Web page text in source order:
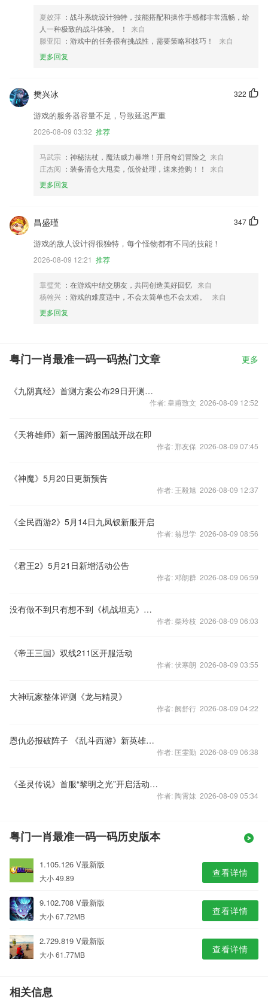
夏姣萍 ：战斗系统设计独特，技能搭配和操作手感都非常流畅，给
人一种极致的战斗体验。 ！
来自
滕亚阳 ：游戏中的任务很有挑战性，需要策略和技巧！
来自
更多回复
322
樊兴冰
游戏的服务器容量不足，导致延迟严重
2026-08-09 03:32 推荐
马武宗 ：神秘法杖，魔法威力暴增！开启奇幻冒险之 来自
庄杰阅 ：装备清仓大甩卖，低价处理，速来抢购！！
来自
更多回复
347
昌盛瑾
游戏的敌人设计得很独特，每个怪物都有不同的技能！
2026-08-09 12:21 推荐
章璧梵 ：在游戏中结交朋友，共同创造美好回忆 来自
杨翰兴 ：游戏的难度适中，不会太简单也不会太难。
来自
更多回复
粤门一肖最准一码一码热门文章 更多
《九阴真经》首测方案公布29日开测分两阶段
作者: 皇甫致文 2026-08-09 12:52
《天将雄师》新一届跨服国战开战在即
作者: 邢友保 2026-08-09 07:45
《神魔》5月20日更新预告
作者: 王毅旭 2026-08-09 12:37
《全民西游2》5月14日九凤钗新服开启
作者: 翁思学 2026-08-09 08:56
《君王2》5月21日新增活动公告
作者: 邓朗群 2026-08-09 06:59
没有做不到只有想不到《机战坦克》坦克大考据
作者: 柴玲枝 2026-08-09 06:03
《帝王三国》双线211区开服活动
作者: 伏寒朗 2026-08-09 03:55
大神玩家整体评测《龙与精灵》
作者: 阙舒行 2026-08-09 04:22
恩仇必报破阵子 《乱斗西游》新英雄昆仑奴首曝与解析
作者: 匡雯勤 2026-08-09 06:38
《圣灵传说》首服“黎明之光”开启活动乐翻天
作者: 陶霄妹 2026-08-09 05:34
粤门一肖最准一码一码历史版本
1.105.126 V最新版
大小 49.89 查看详情
9.102.708 V最新版
大小 67.72MB 查看详情
2.729.819 V最新版
大小 61.77MB 查看详情
相关信息